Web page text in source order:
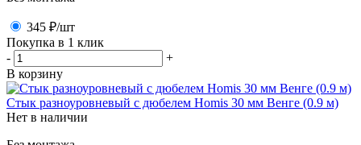
345 ₽/шт
Покупка в 1 клик
-
+
В корзину
Стык разноуровневый с дюбелем Homis 30 мм Венге (0.9 м)
Нет в наличии